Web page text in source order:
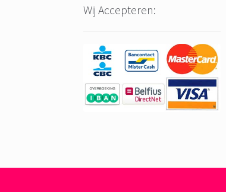
Wij Accepteren: